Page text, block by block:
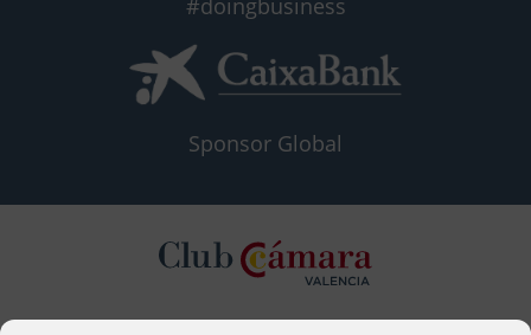
Sponsor Global